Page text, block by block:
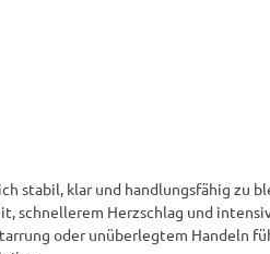
stabil, klar und handlungsfähig zu
Herzschlag und
oder unüberlegtem Handeln